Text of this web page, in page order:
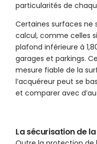
particularités de
Certaines surfaces ne
calcul, comme celles
plafond inférieure à
garages et parkings.
mesure fiable de la
l’acquéreur peut se
et comparer avec
La sécurisation de